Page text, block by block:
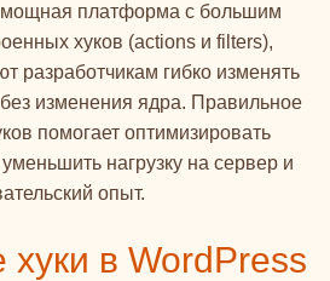
платформа с большим
хуков (actions и filters),
разработчикам гибко изменять
изменения ядра. Правильное
помогает оптимизировать
уменьшить нагрузку на сервер и
опыт.
хуки в WordPress